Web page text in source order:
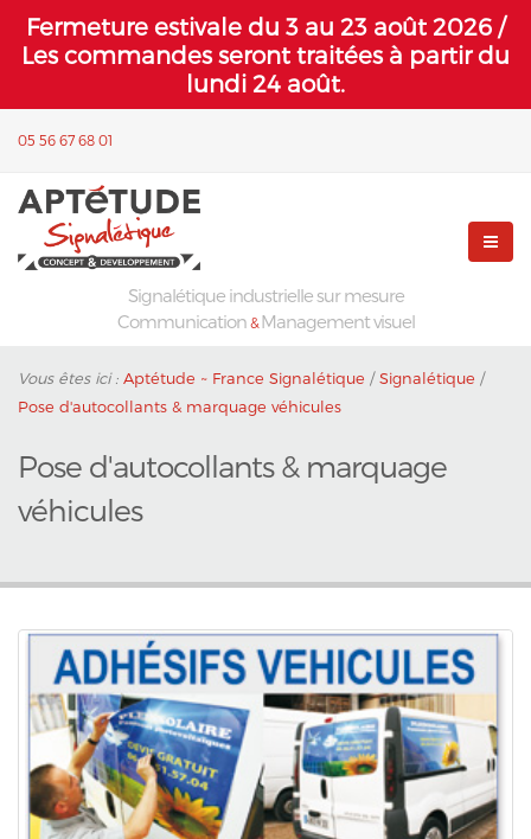
Fermeture estivale du 3 au 23 août 2026 /
Les commandes seront traitées à partir du
lundi 24 août.
05 56 67 68 01
Signalétique industrielle sur mesure
Communication & Management visuel
Vous êtes ici : Aptétude ~ France Signalétique /Signalétique /
Pose d'autocollants & marquage véhicules
Pose d'autocollants & marquage
véhicules